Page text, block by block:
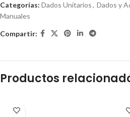
Categorías: Dados Unitarios, Dados y
Manuales
Compartir:
Productos